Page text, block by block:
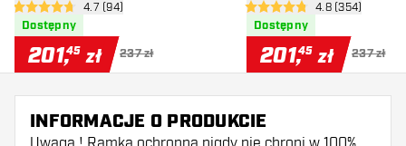
otwórz panel recenzji
4.7 gwiazdki oceny
4.7 (94)
Dostępny
201,45 zł 237 zł
otwórz panel
4.8 gwiazdki oceny
4.8 (354)
Dostępny
201,45 zł 237 zł
INFORMACJE O PRODUKCIE